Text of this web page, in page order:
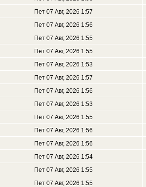
Пет 07 Авг, 2026 1:57
Пет 07 Авг, 2026 1:56
Пет 07 Авг, 2026 1:55
Пет 07 Авг, 2026 1:55
Пет 07 Авг, 2026 1:53
Пет 07 Авг, 2026 1:57
Пет 07 Авг, 2026 1:56
Пет 07 Авг, 2026 1:53
Пет 07 Авг, 2026 1:55
Пет 07 Авг, 2026 1:56
Пет 07 Авг, 2026 1:56
Пет 07 Авг, 2026 1:54
Пет 07 Авг, 2026 1:55
Пет 07 Авг, 2026 1:55